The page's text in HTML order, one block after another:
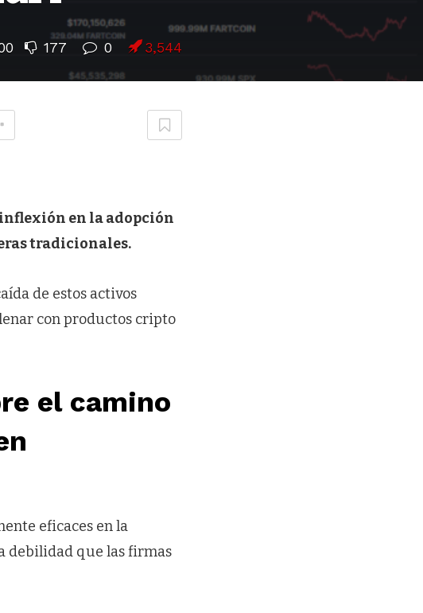
177 0 3,544
en la adopción
tradicionales.
de estos activos
con productos cripto
el camino
eficaces en la
debilidad que las firmas